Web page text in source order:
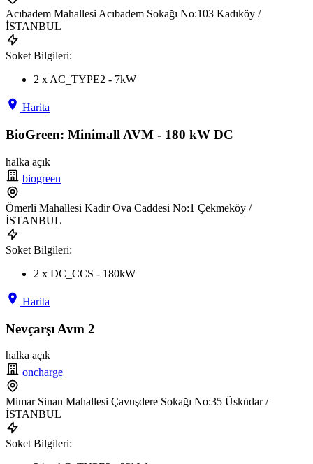
Acıbadem Mahallesi Acıbadem Sokağı No:103 Kadıköy /
İSTANBUL
Soket Bilgileri:
2 x AC_TYPE2 - 7kW
Harita
BioGreen: Minimall AVM - 180 kW DC
halka açık
biogreen
Ömerli Mahallesi Kadir Ova Caddesi No:1 Çekmeköy /
İSTANBUL
Soket Bilgileri:
2 x DC_CCS - 180kW
Harita
Nevçarşı Avm 2
halka açık
oncharge
Mimar Sinan Mahallesi Çavuşdere Sokağı No:35 Üsküdar /
İSTANBUL
Soket Bilgileri: